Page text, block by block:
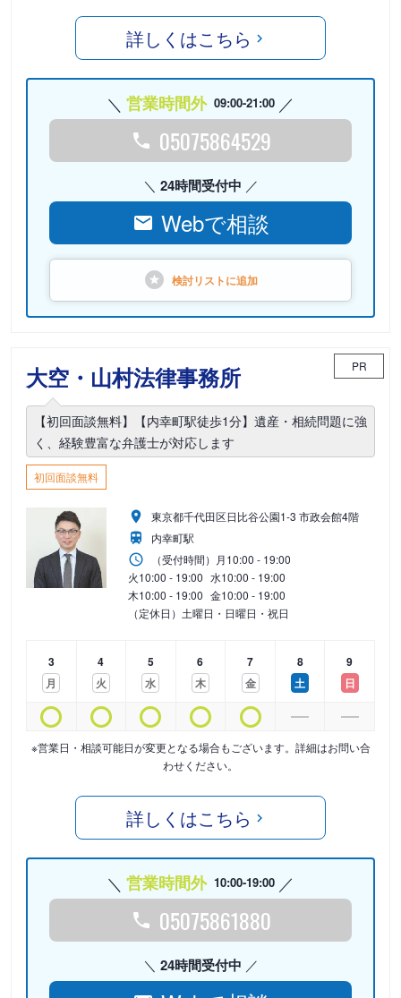
詳しくはこちら
営業時間外 09:00-21:00
05075864529
24時間受付中
Webで相談
検討リストに追加
大空・山村法律事務所 PR
【初回面談無料】【内幸町駅徒歩1分】遺産・相続問題に強
く、経験豊富な弁護士が対応します
初回面談無料
東京都千代田区日比谷公園1-3 市政会館4階
内幸町駅
（受付時間） 月10:00 - 19:00
火10:00 - 19:00 水10:00 - 19:00
木10:00 - 19:00 金10:00 - 19:00
（定休日）土曜日・日曜日・祝日
3
月
4
火
5
水
6
木
7
金
8
土
9
日
※営業日・相談可能日が変更となる場合もございます。詳細はお問い合
わせください。
詳しくはこちら
営業時間外 10:00-19:00
05075861880
24時間受付中